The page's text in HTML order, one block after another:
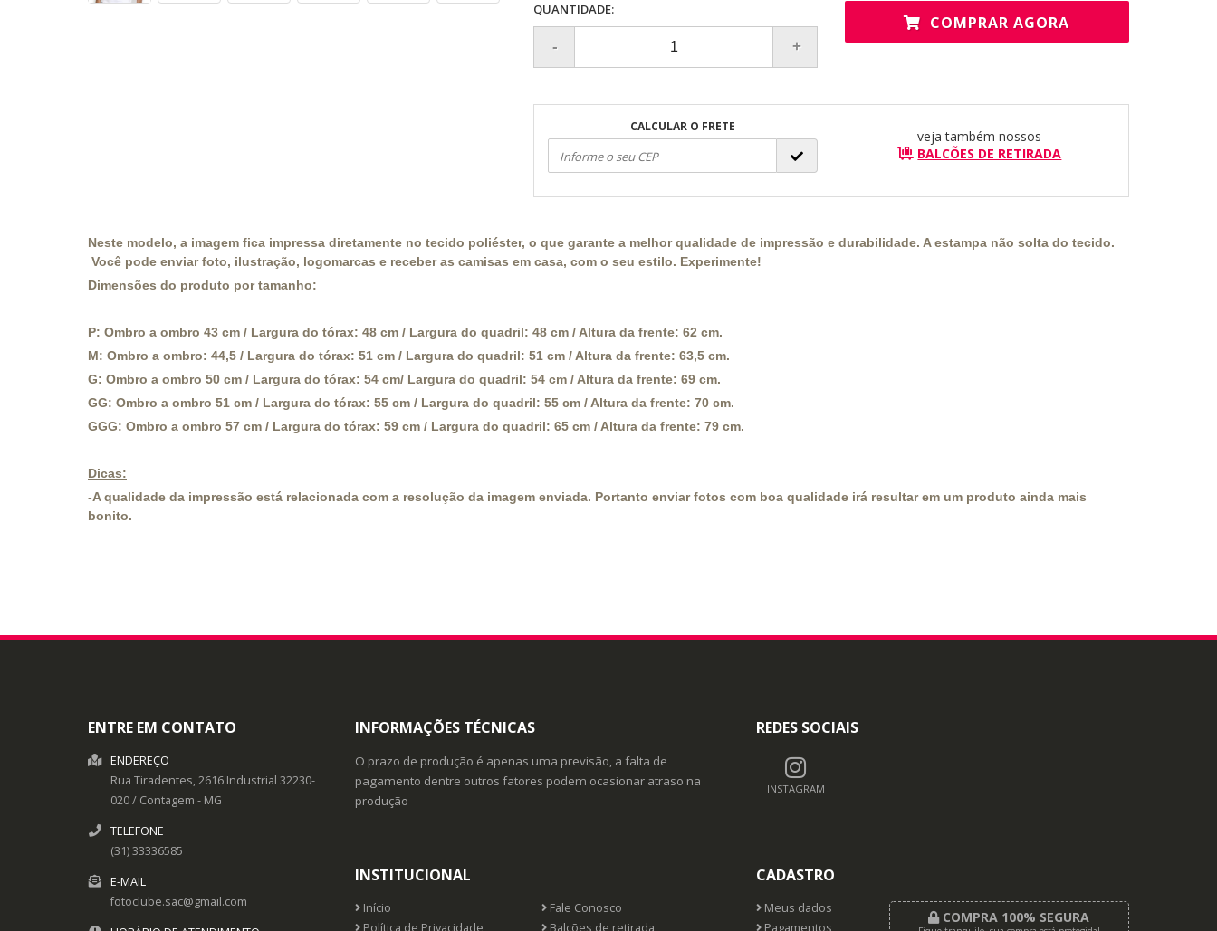
QUANTIDADE:
COMPRAR AGORA
CALCULAR O FRETE
veja também nossos
BALCÕES DE RETIRADA
Neste modelo, a imagem fica impressa diretamente no tecido poliéster, o que garante a melhor qualidade de impressão e durabilidade. A estampa não solta do tecido.
Você pode enviar foto, ilustração, logomarcas e receber as camisas em casa, com o seu estilo. Experimente!
Dimensões do produto por tamanho:
P: Ombro a ombro 43 cm / Largura do tórax: 48 cm / Largura do quadril: 48 cm / Altura da frente: 62 cm.
M: Ombro a ombro: 44,5 / Largura do tórax: 51 cm / Largura do quadril: 51 cm / Altura da frente: 63,5 cm.
G: Ombro a ombro 50 cm / Largura do tórax: 54 cm/ Largura do quadril: 54 cm / Altura da frente: 69 cm.
GG: Ombro a ombro 51 cm / Largura do tórax: 55 cm / Largura do quadril: 55 cm / Altura da frente: 70 cm.
GGG: Ombro a ombro 57 cm / Largura do tórax: 59 cm / Largura do quadril: 65 cm / Altura da frente: 79 cm.
Dicas:
-A qualidade da impressão está relacionada com a resolução da imagem enviada. Portanto enviar fotos com boa qualidade irá resultar em um produto ainda mais
bonito.
ENTRE EM CONTATO
ENDEREÇO
Rua Tiradentes, 2616 Industrial 32230-
020/ Contagem - MG
TELEFONE
(31) 33336585
E-MAIL
fotoclube.sac@gmail.com
INFORMAÇÕES TÉCNICAS
O prazo de produção é apenas uma previsão, a falta de
pagamento dentre outros fatores podem ocasionar atraso na
produção
REDES SOCIAIS
INSTAGRAM
INSTITUCIONAL
Início
Fale Conosco
Política de Privacidade
Balcões de retirada
CADASTRO
Meus dados
Pagamentos
COMPRA 100% SEGURA